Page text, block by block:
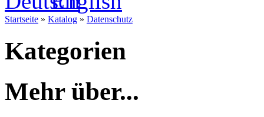
Startseite » Katalog » Datenschutz
Kategorien
Mehr über...